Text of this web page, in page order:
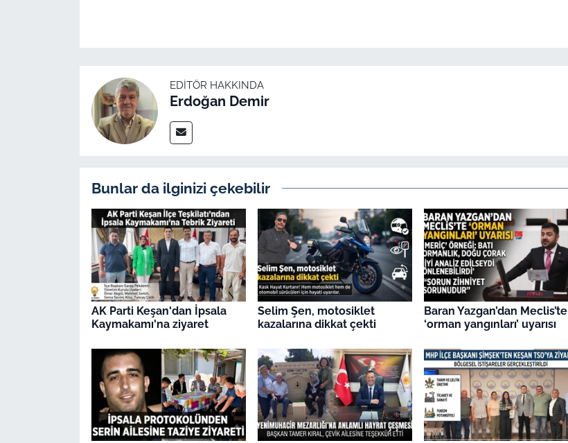
EDITÖR HAKKINDA
Erdoğan Demir
Bunlar da ilginizi çekebilir
AK Parti Keşan'dan İpsala
Kaymakamı'na ziyaret
Selim Şen, motosiklet
kazalarına dikkat çekti
Baran Yazgan’dan Meclis’te
‘orman yangınları’ uyarısı